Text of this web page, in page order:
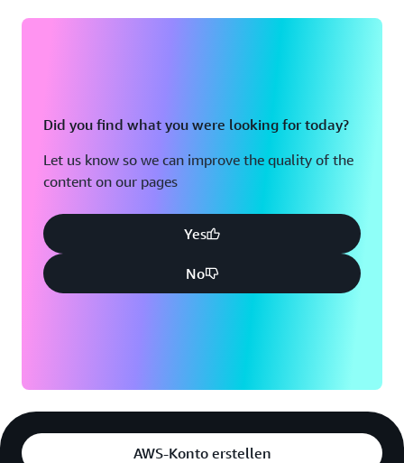
Did you find what you were looking for today?
Let us know so we can improve the quality of the
content on our pages
Yes
No
AWS-Konto erstellen